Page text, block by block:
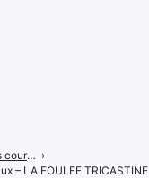
Calendrier des courses ›
– LA FOULEE TRICASTINE